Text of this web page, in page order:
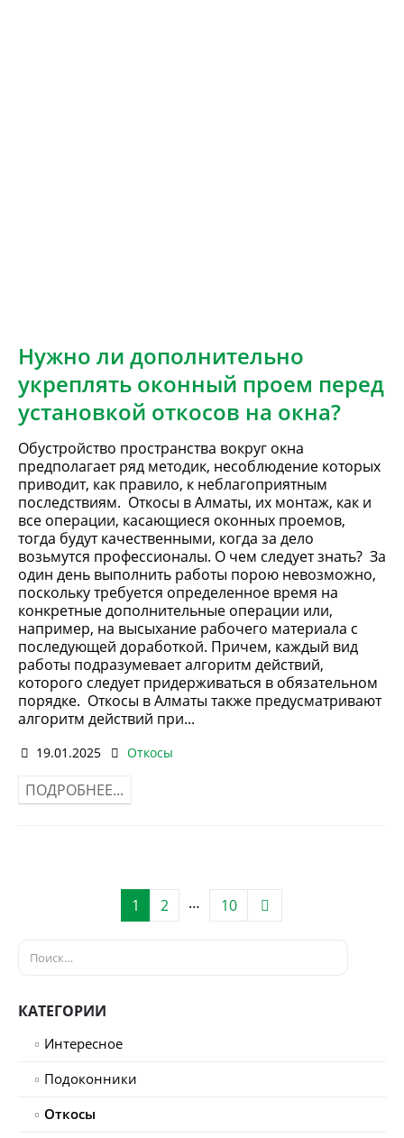
Нужно ли дополнительно
укреплять оконный проем перед
установкой откосов на окна?
Обустройство пространства вокруг окна
предполагает ряд методик, несоблюдение которых
приводит, как правило, к неблагоприятным
последствиям. Откосы в Алматы, их монтаж, как и
все операции, касающиеся оконных проемов,
тогда будут качественными, когда за дело
возьмутся профессионалы. О чем следует знать? За
один день выполнить работы порою невозможно,
поскольку требуется определенное время на
конкретные дополнительные операции или,
например, на высыхание рабочего материала с
последующей доработкой. Причем, каждый вид
работы подразумевает алгоритм действий,
которого следует придерживаться в обязательном
порядке. Откосы в Алматы также предусматривают
алгоритм действий при...
19.01.2025 Откосы
ПОДРОБНЕЕ...
1 2 … 10
КАТЕГОРИИ
Интересное
Подоконники
Откосы